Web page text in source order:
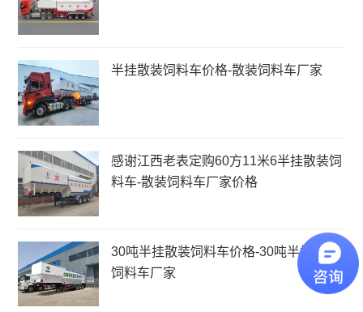
半挂散装饲料车价格-散装饲料车厂家
感谢江西老表定购60方11米6半挂散装饲
料车-散装饲料车厂家价格
30吨半挂散装饲料车价格-30吨半挂散装
饲料车厂家